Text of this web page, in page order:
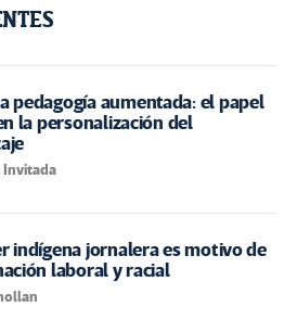
pedagogía aumentada: el papel
la personalización del
Invitada
indígena jornalera es motivo de
laboral y racial